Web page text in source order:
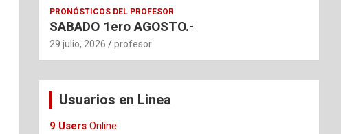
PRONÓSTICOS DEL PROFESOR
SABADO 1ero AGOSTO.-
29 julio, 2026 profesor
Usuarios en Linea
9 Users Online